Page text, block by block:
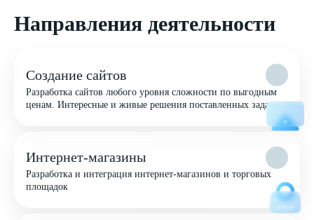
Направления деятельности
Создание сайтов
Разработка сайтов любого уровня сложности по выгодным
ценам. Интересные и живые решения поставленных задач
Интернет-магазины
Разработка и интеграция интернет-магазинов и торговых
площадок